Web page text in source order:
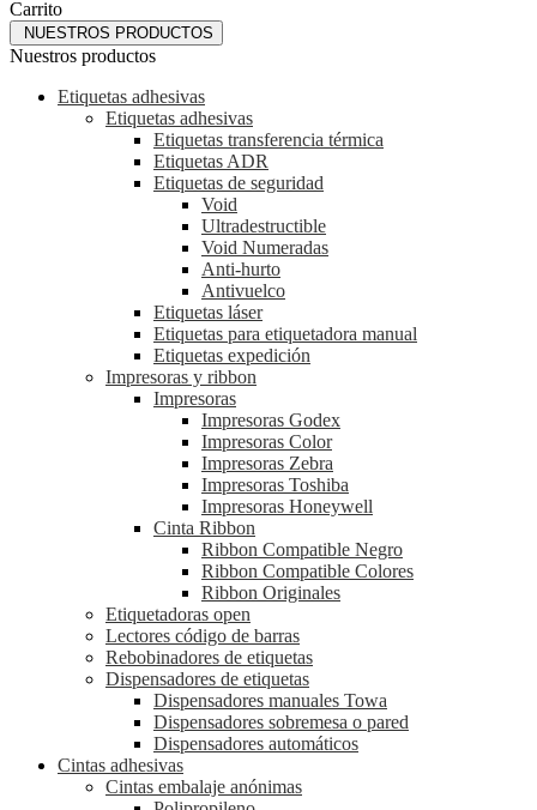
Carrito
NUESTROS PRODUCTOS
Nuestros productos
Etiquetas adhesivas
Etiquetas adhesivas
Etiquetas transferencia térmica
Etiquetas ADR
Etiquetas de seguridad
Void
Ultradestructible
Void Numeradas
Anti-hurto
Antivuelco
Etiquetas láser
Etiquetas para etiquetadora manual
Etiquetas expedición
Impresoras y ribbon
Impresoras
Impresoras Godex
Impresoras Color
Impresoras Zebra
Impresoras Toshiba
Impresoras Honeywell
Cinta Ribbon
Ribbon Compatible Negro
Ribbon Compatible Colores
Ribbon Originales
Etiquetadoras open
Lectores código de barras
Rebobinadores de etiquetas
Dispensadores de etiquetas
Dispensadores manuales Towa
Dispensadores sobremesa o pared
Dispensadores automáticos
Cintas adhesivas
Cintas embalaje anónimas